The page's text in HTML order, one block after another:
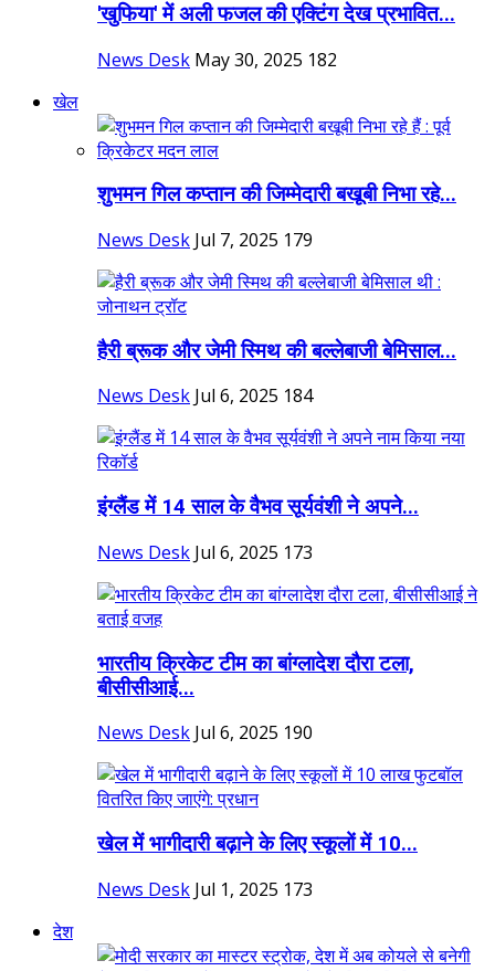
'खुफिया' में अली फजल की एक्टिंग देख प्रभावित...
News Desk May 30, 2025 182
खेल
शुभमन गिल कप्तान की जिम्मेदारी बखूबी निभा रहे...
News Desk Jul 7, 2025 179
हैरी ब्रूक और जेमी स्मिथ की बल्लेबाजी बेमिसाल...
News Desk Jul 6, 2025 184
इंग्लैंड में 14 साल के वैभव सूर्यवंशी ने अपने...
News Desk Jul 6, 2025 173
भारतीय क्रिकेट टीम का बांग्लादेश दौरा टला,
बीसीसीआई...
News Desk Jul 6, 2025 190
खेल में भागीदारी बढ़ाने के लिए स्कूलों में 10...
News Desk Jul 1, 2025 173
देश